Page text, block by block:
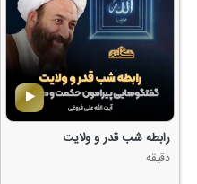
رابطه شب قدر و ولایت
دقیقه